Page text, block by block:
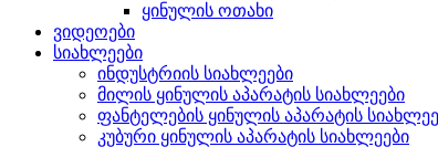
ყინულის ოთახი
ვიდეოები
სიახლეები
ინდუსტრიის სიახლეები
მილის ყინულის აპარატის სიახლეები
ფანტელების ყინულის აპარატის
კუბური ყინულის აპარატის სიახლეები